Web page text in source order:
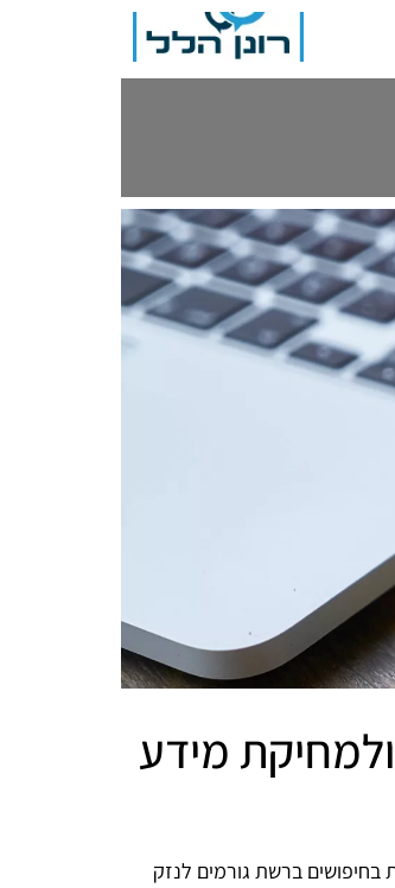
ולמחיקת מידע
בחיפושים ברשת גורמים לנזק